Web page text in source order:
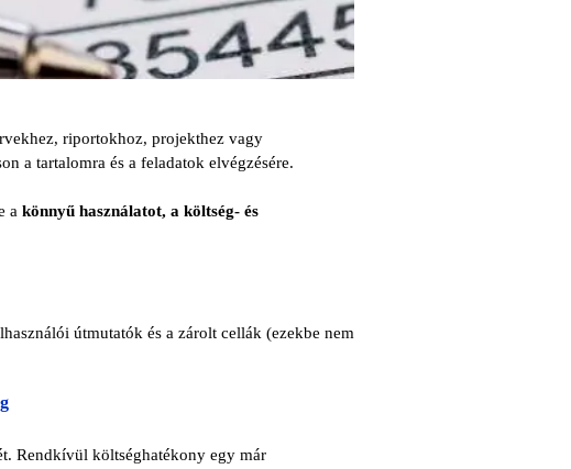
riportokhoz, projekthez vagy
a tartalomra és a feladatok elvégzésére.
a könnyű használatot, a költség- és
útmutatók és a zárolt cellák (ezekbe nem
Rendkívül költséghatékony egy már